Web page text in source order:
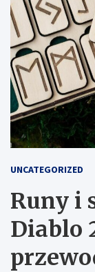
UNCATEGORIZED
Runy i
Diablo